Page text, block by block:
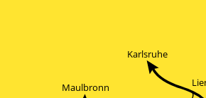
Karlsruhe
Maulbronn